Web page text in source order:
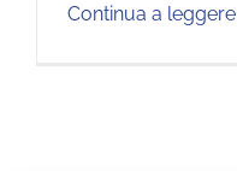
Continua a leggere